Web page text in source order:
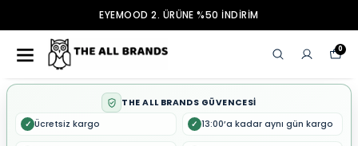
EYEMOOD 2. ÜRÜNE %50 İNDİRİM
0
THE ALL BRANDS GÜVENCESİ
✓ Ücretsiz kargo ✓ 13:00’a kadar aynı gün kargo